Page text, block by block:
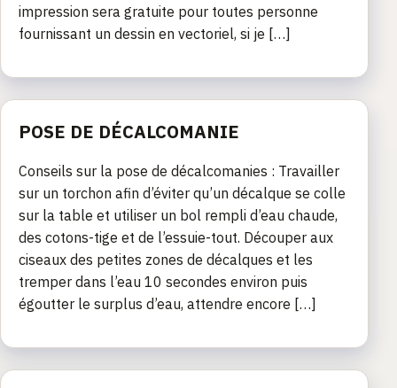
impression sera gratuite pour toutes personne
fournissant un dessin en vectoriel, si je […]
POSE DE DÉCALCOMANIE
Conseils sur la pose de décalcomanies : Travailler
sur un torchon afin d’éviter qu’un décalque se colle
sur la table et utiliser un bol rempli d’eau chaude,
des cotons-tige et de l’essuie-tout. Découper aux
ciseaux des petites zones de décalques et les
tremper dans l’eau 10 secondes environ puis
égoutter le surplus d’eau, attendre encore […]